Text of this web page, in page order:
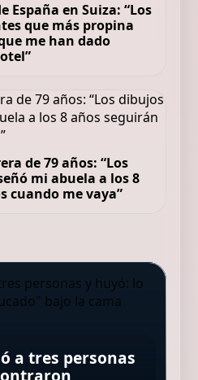
España en Suiza: “Los
que más propina
me han dado
de 79 años: “Los
mi abuela a los 8
cuando me vaya”
saber si
o
actor, 55 años:
los peajes,
entras,
tardarás en
en medio del
tras
a tres personas
en Hong
la